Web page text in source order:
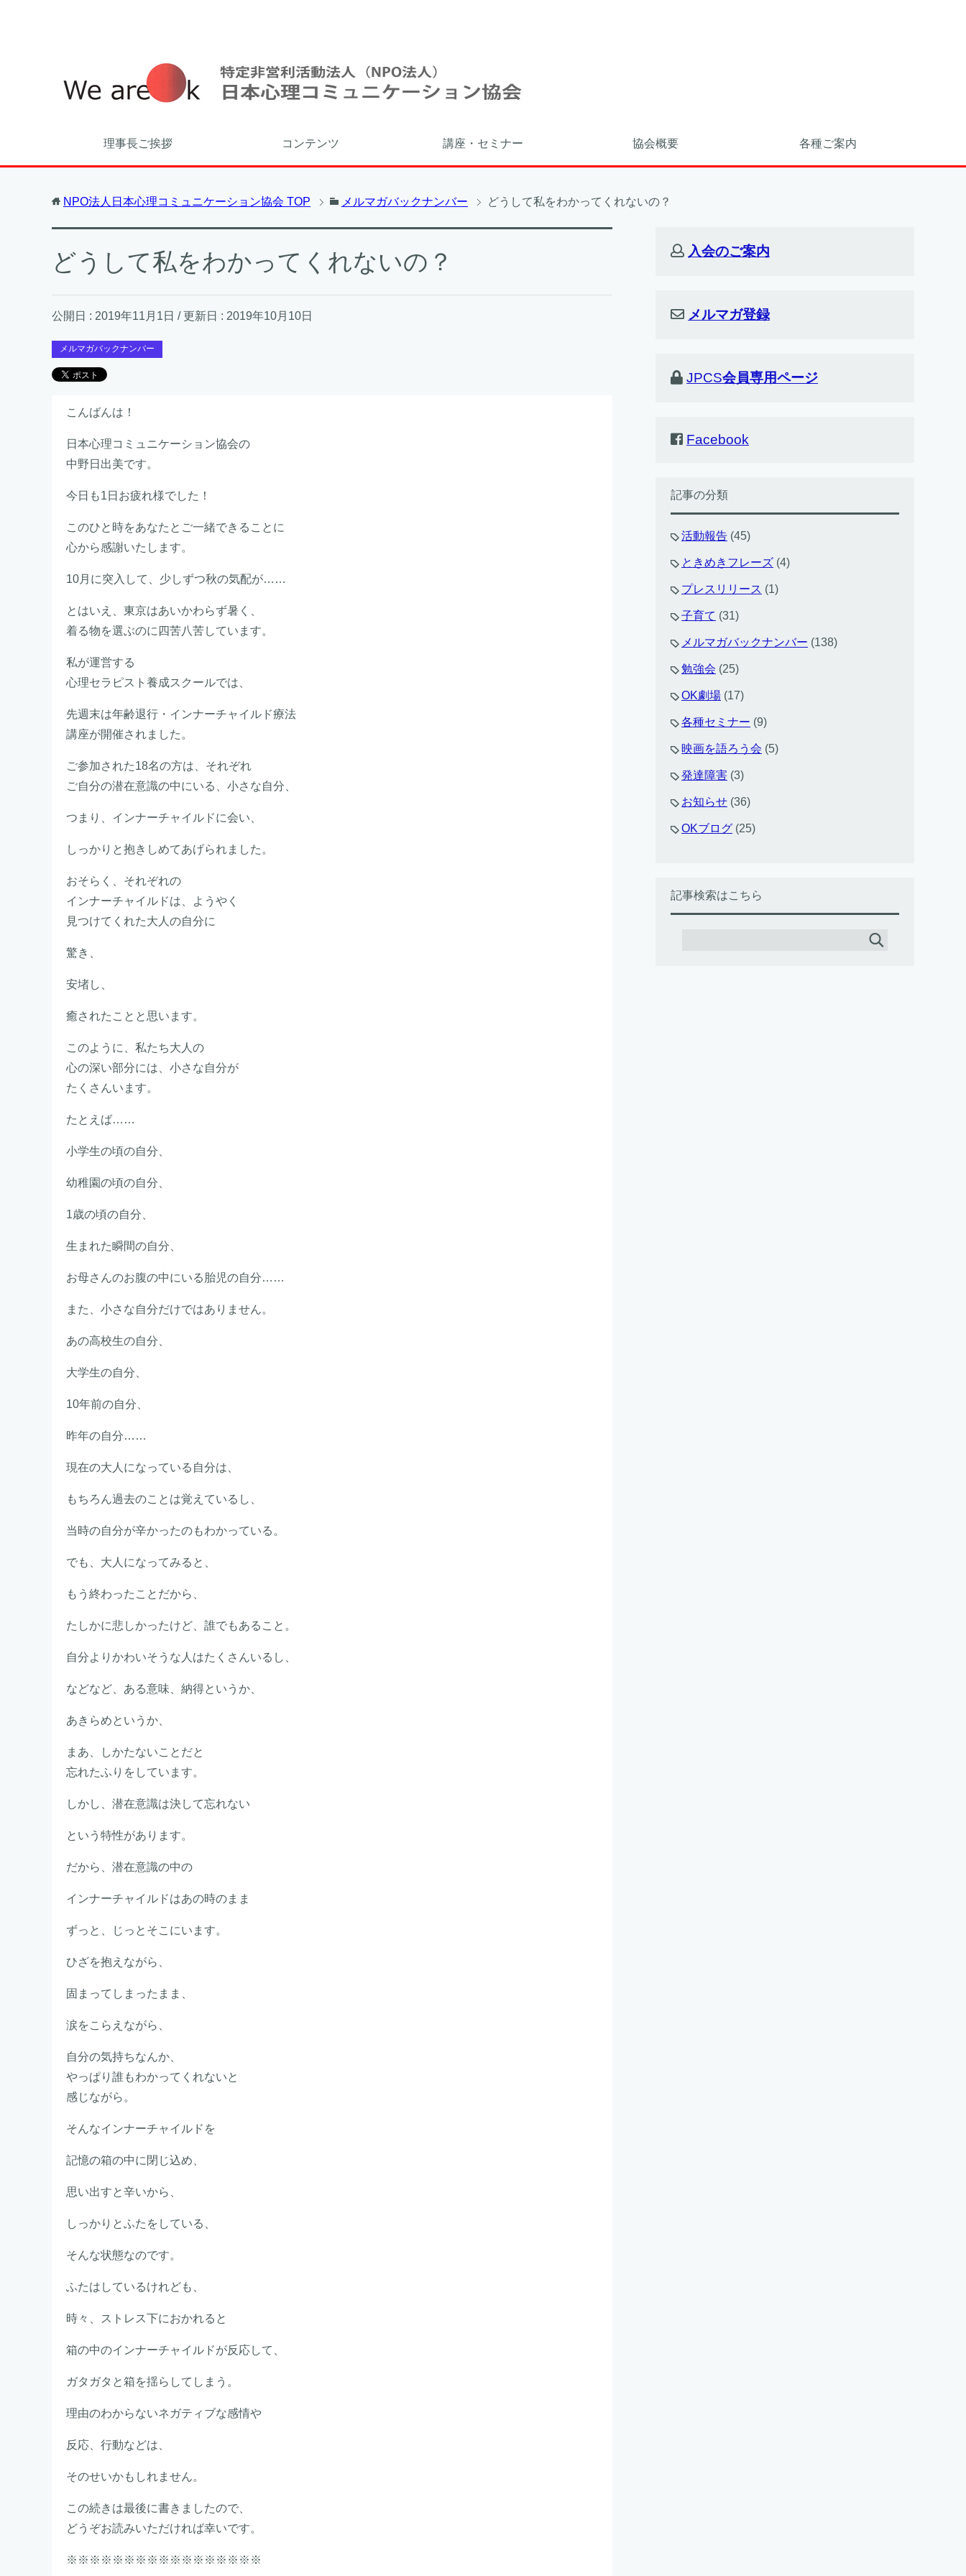
理事長ご挨拶 コンテンツ 講座・セミナー 協会概要 各種ご案内
NPO法人日本心理コミュニケーション協会 TOP メルマガバックナンバー どうして私をわかってくれないの？
どうして私をわかってくれないの？
公開日 : 2019年11月1日 / 更新日 : 2019年10月10日
メルマガバックナンバー
こんばんは！
日本心理コミュニケーション協会の
中野日出美です。
今日も1日お疲れ様でした！
このひと時をあなたとご一緒できることに
心から感謝いたします。
10月に突入して、少しずつ秋の気配が……
とはいえ、東京はあいかわらず暑く、
着る物を選ぶのに四苦八苦しています。
私が運営する
心理セラピスト養成スクールでは、
先週末は年齢退行・インナーチャイルド療法
講座が開催されました。
ご参加された18名の方は、それぞれ
ご自分の潜在意識の中にいる、小さな自分、
つまり、インナーチャイルドに会い、
しっかりと抱きしめてあげられました。
おそらく、それぞれの
インナーチャイルドは、ようやく
見つけてくれた大人の自分に
驚き、
安堵し、
癒されたことと思います。
このように、私たち大人の
心の深い部分には、小さな自分が
たくさんいます。
たとえば……
小学生の頃の自分、
幼稚園の頃の自分、
1歳の頃の自分、
生まれた瞬間の自分、
お母さんのお腹の中にいる胎児の自分……
また、小さな自分だけではありません。
あの高校生の自分、
大学生の自分、
10年前の自分、
昨年の自分……
現在の大人になっている自分は、
もちろん過去のことは覚えているし、
当時の自分が辛かったのもわかっている。
でも、大人になってみると、
もう終わったことだから、
たしかに悲しかったけど、誰でもあること。
自分よりかわいそうな人はたくさんいるし、
などなど、ある意味、納得というか、
あきらめというか、
まあ、しかたないことだと
忘れたふりをしています。
しかし、潜在意識は決して忘れない
という特性があります。
だから、潜在意識の中の
インナーチャイルドはあの時のまま
ずっと、じっとそこにいます。
ひざを抱えながら、
固まってしまったまま、
涙をこらえながら、
自分の気持ちなんか、
やっぱり誰もわかってくれないと
感じながら。
そんなインナーチャイルドを
記憶の箱の中に閉じ込め、
思い出すと辛いから、
しっかりとふたをしている、
そんな状態なのです。
ふたはしているけれども、
時々、ストレス下におかれると
箱の中のインナーチャイルドが反応して、
ガタガタと箱を揺らしてしまう。
理由のわからないネガティブな感情や
反応、行動などは、
そのせいかもしれません。
この続きは最後に書きましたので、
どうぞお読みいただければ幸いです。
※※※※※※※※※※※※※※※※※
入会のご案内
メルマガ登録
JPCS会員専用ページ
Facebook
記事の分類
活動報告 (45)
ときめきフレーズ (4)
プレスリリース (1)
子育て (31)
メルマガバックナンバー (138)
勉強会 (25)
OK劇場 (17)
各種セミナー (9)
映画を語ろう会 (5)
発達障害 (3)
お知らせ (36)
OKブログ (25)
記事検索はこちら